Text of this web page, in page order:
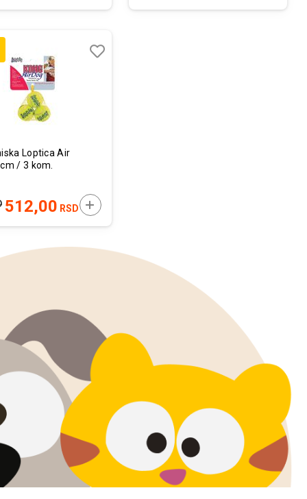
Loptica Air
/ 3 kom.
512,00 RSD DODAJTE U KORPU
Lista